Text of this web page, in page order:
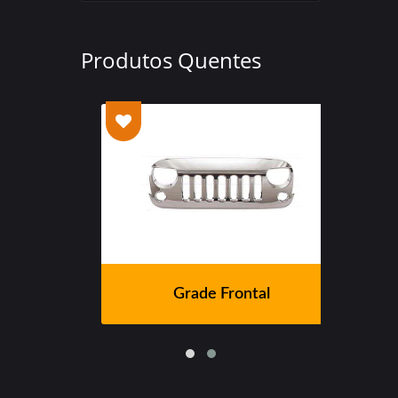
Produtos Quentes
Grade Frontal